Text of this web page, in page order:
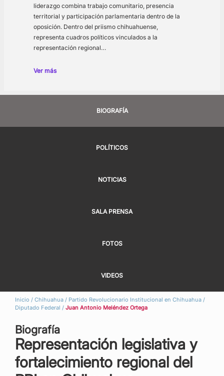
liderazgo combina trabajo comunitario, presencia
territorial y participación parlamentaria dentro de la
oposición. Dentro del priismo chihuahuense,
representa cuadros políticos vinculados a la
representación regional…
Ver más
BIOGRAFÍA
POLÍTICOS
NOTICIAS
SALA PRENSA
FOTOS
VIDEOS
Inicio / Chihuahua / Partido Revolucionario Institucional en Chihuahua /
Diputado Federal / Juan Antonio Meléndez Ortega
Biografía
Representación legislativa y
fortalecimiento regional del